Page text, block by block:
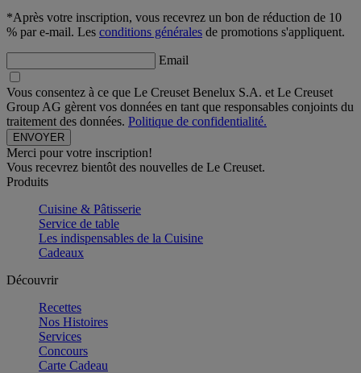
*Après votre inscription, vous recevrez un bon de réduction de 10
% par e-mail. Les conditions générales de promotions s'appliquent.
Email
Vous consentez à ce que Le Creuset Benelux S.A. et Le Creuset
Group AG gèrent vos données en tant que responsables conjoints du
traitement des données. Politique de confidentialité.
Merci pour votre inscription!
Vous recevrez bientôt des nouvelles de Le Creuset.
Produits
Cuisine & Pâtisserie
Service de table
Les indispensables de la Cuisine
Cadeaux
Découvrir
Recettes
Nos Histoires
Services
Concours
Carte Cadeau